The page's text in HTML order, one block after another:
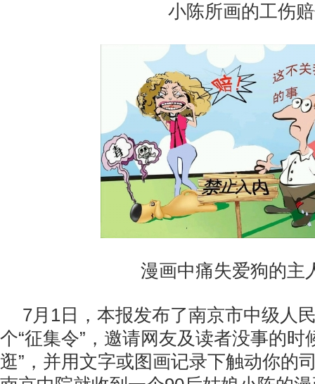
小陈所画的工伤赔
漫画中痛失爱狗的主
7月1日，本报发布了南京市中级人
个“征集令”，邀请网友及读者没事的时
逛”，并用文字或图画记录下触动你的